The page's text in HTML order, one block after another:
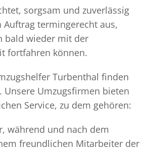
sorgsam und zuverlässig
termingerecht aus,
bald wieder mit der
fortfahren können.
Turbenthal finden
Unsere Umzugsfirmen bieten
Service, zu dem gehören:
während und nach dem
freundlichen Mitarbeiter der